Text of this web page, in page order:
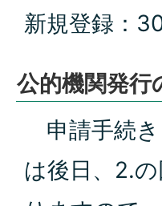
新規登録：
公的機関発行
申請手続き
は後日、2.